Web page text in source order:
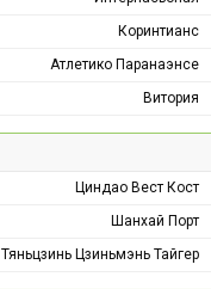
Коринтианс
Атлетико Паранаэнсе
Витория
Циндао Вест Кост
Шанхай Порт
Тяньцзинь Цзиньмэнь Тайгер